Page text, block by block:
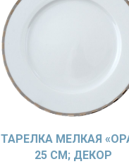
ТАРЕЛКА МЕЛКАЯ
25 СМ; ДЕКОР